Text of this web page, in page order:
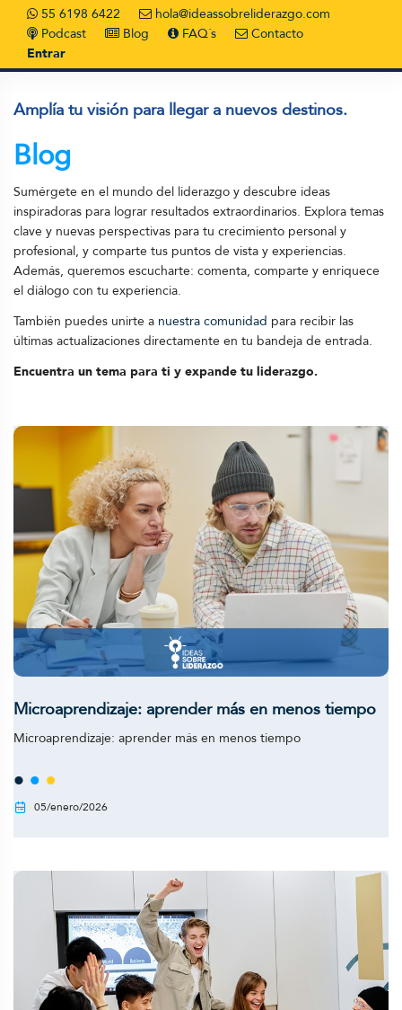
55 6198 6422
hola@ideassobreliderazgo.com
Podcast
Blog FAQ´s
Contacto
Entrar
Amplía tu visión para llegar a nuevos destinos.
Blog
Sumérgete en el mundo del liderazgo y descubre ideas
inspiradoras para lograr resultados extraordinarios. Explora temas
clave y nuevas perspectivas para tu crecimiento personal y
profesional, y comparte tus puntos de vista y experiencias.
Además, queremos escucharte: comenta, comparte y enriquece
el diálogo con tu experiencia.
También puedes unirte a nuestra comunidad para recibir las
últimas actualizaciones directamente en tu bandeja de entrada.
Encuentra un tema para ti y expande tu liderazgo.
Microaprendizaje: aprender más en menos tiempo
Microaprendizaje: aprender más en menos tiempo
05/enero/2026